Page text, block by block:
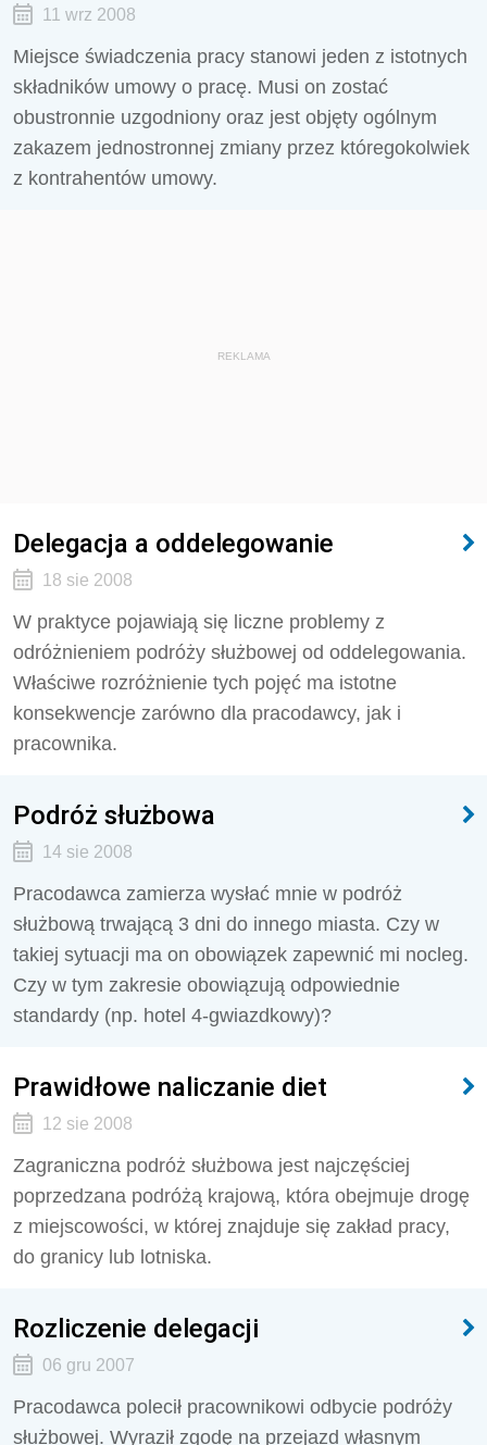
11 wrz 2008
Miejsce świadczenia pracy stanowi jeden z istotnych
składników umowy o pracę. Musi on zostać
obustronnie uzgodniony oraz jest objęty ogólnym
zakazem jednostronnej zmiany przez któregokolwiek
z kontrahentów umowy.
REKLAMA
Delegacja a oddelegowanie
18 sie 2008
W praktyce pojawiają się liczne problemy z
odróżnieniem podróży służbowej od oddelegowania.
Właściwe rozróżnienie tych pojęć ma istotne
konsekwencje zarówno dla pracodawcy, jak i
pracownika.
Podróż służbowa
14 sie 2008
Pracodawca zamierza wysłać mnie w podróż
służbową trwającą 3 dni do innego miasta. Czy w
takiej sytuacji ma on obowiązek zapewnić mi nocleg.
Czy w tym zakresie obowiązują odpowiednie
standardy (np. hotel 4-gwiazdkowy)?
Prawidłowe naliczanie diet
12 sie 2008
Zagraniczna podróż służbowa jest najczęściej
poprzedzana podróżą krajową, która obejmuje drogę
z miejscowości, w której znajduje się zakład pracy,
do granicy lub lotniska.
Rozliczenie delegacji
06 gru 2007
Pracodawca polecił pracownikowi odbycie podróży
służbowej. Wyraził zgodę na przejazd własnym